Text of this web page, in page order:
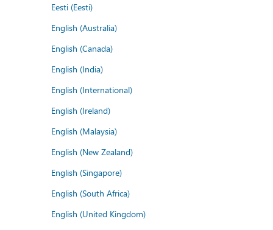
Eesti (Eesti)
English (Australia)
English (Canada)
English (India)
English (International)
English (Ireland)
English (Malaysia)
English (New Zealand)
English (Singapore)
English (South Africa)
English (United Kingdom)